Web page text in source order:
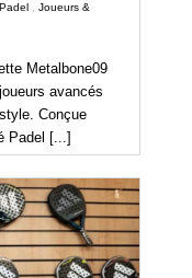
,Joueurs &
Metalbone09
avancés
Conçue
Padel [...]